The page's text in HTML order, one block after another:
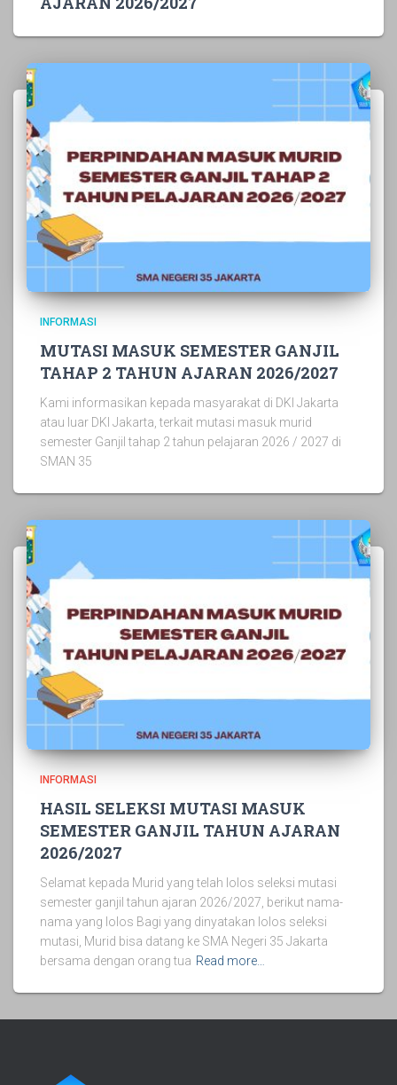
INFORMASI
MUTASI MASUK SEMESTER GANJIL
TAHAP 2 TAHUN AJARAN 2026/2027
Kami informasikan kepada masyarakat di DKI Jakarta
atau luar DKI Jakarta, terkait mutasi masuk murid
semester Ganjil tahap 2 tahun pelajaran 2026 / 2027 di
SMAN 35
INFORMASI
HASIL SELEKSI MUTASI MASUK
SEMESTER GANJIL TAHUN AJARAN
2026/2027
Selamat kepada Murid yang telah lolos seleksi mutasi
semester ganjil tahun ajaran 2026/2027, berikut nama-
nama yang lolos Bagi yang dinyatakan lolos seleksi
mutasi, Murid bisa datang ke SMA Negeri 35 Jakarta
bersama dengan orang tua Read more…